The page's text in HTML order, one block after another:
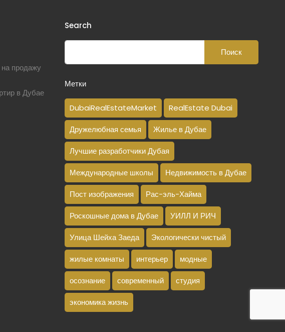
продажу
в Дубае
Search
Метки
DubaiRealEstateMarket RealEstate Dubai
Дружелюбная семья Жилье в Дубае
Лучшие разработчики Дубая
Международные школы Недвижимость в Дубае
Пост изображения Рас-эль-Хайма
Роскошные дома в Дубае УИЛЛ И РИЧ
Улица Шейха Заеда Экологически чистый
жилые комнаты интерьер модные
осознание современный студия
экономика жизнь